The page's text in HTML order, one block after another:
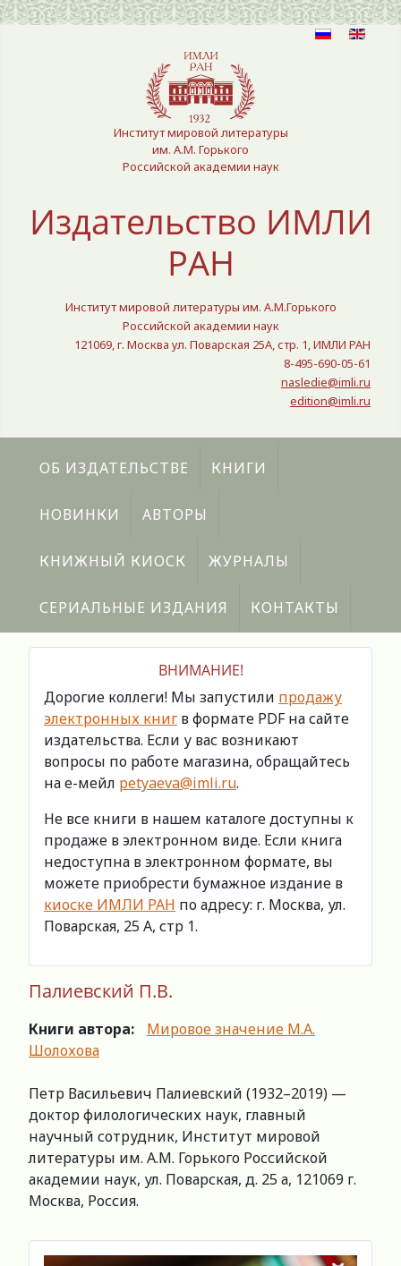
Выберите язык
Институт мировой литературы
им. А.М. Горького
Российской академии наук
Издательство ИМЛИ
РАН
Институт мировой литературы им. А.М.Горького
Российской академии наук
121069, г. Москва ул. Поварская 25A, стр. 1, ИМЛИ РАН
8-495-690-05-61
nasledie@imli.ru
edition@imli.ru
ОБ ИЗДАТЕЛЬСТВЕ КНИГИ
НОВИНКИ АВТОРЫ
КНИЖНЫЙ КИОСК ЖУРНАЛЫ
СЕРИАЛЬНЫЕ ИЗДАНИЯ КОНТАКТЫ
ВНИМАНИЕ!
Дорогие коллеги! Мы запустили продажу
электронных книг в формате PDF на сайте
издательства. Если у вас возникают
вопросы по работе магазина, обращайтесь
на е-мейл petyaeva@imli.ru.
Не все книги в нашем каталоге доступны к
продаже в электронном виде. Если книга
недоступна в электронном формате, вы
можете приобрести бумажное издание в
киоске ИМЛИ РАН по адресу: г. Москва, ул.
Поварская, 25 А, стр 1.
Палиевский П.В.
Книги автора:
Мировое значение М.А.
Шолохова
Петр Васильевич Палиевский (1932–2019) —
доктор филологических наук, главный
научный сотрудник, Институт мировой
литературы им. А.М. Горького Российской
академии наук, ул. Поварская, д. 25 а, 121069 г.
Москва, Россия.